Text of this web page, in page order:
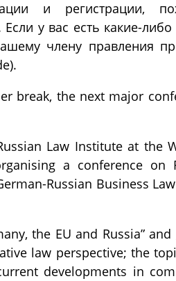
и регистрации,
у вас есть какие-
члену правления
break, the next major
Law Institute at the
a conference on
Russian Business
the EU and Russia” and
law perspective; the
developments in